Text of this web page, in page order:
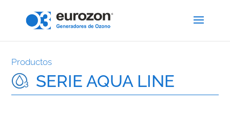
Productos
SERIE AQUA LINE